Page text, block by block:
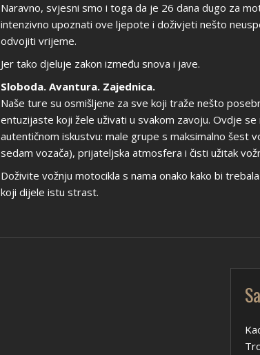
Naravno, svjesni smo i toga da je 26 dana dugo za
intenzivno upoznati ove ljepote i doživjeti nešto
odvojiti vrijeme.
Jer tako djeluje zakon između snova i jave.
Sloboda. Avantura. Zajednica.
Naše ture su osmišljene za sve koji traže nešto
entuzijaste koji žele uživati ​​u svakom zavoju. Ovdje
autentičnom iskustvu: male grupe s maksimalno šest
sedam vozača), prijateljska atmosfera i čisti užitak
Doživite vožnju motocikla s nama onako kako bi
koji dijele istu strast.